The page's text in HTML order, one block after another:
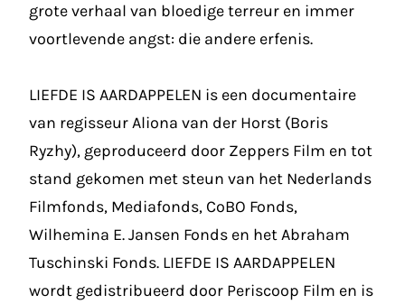
grote verhaal van bloedige terreur en immer
voortlevende angst: die andere erfenis.
LIEFDE IS AARDAPPELEN is een documentaire
van regisseur Aliona van der Horst (Boris
Ryzhy), geproduceerd door Zeppers Film en tot
stand gekomen met steun van het Nederlands
Filmfonds, Mediafonds, CoBO Fonds,
Wilhemina E. Jansen Fonds en het Abraham
Tuschinski Fonds. LIEFDE IS AARDAPPELEN
wordt gedistribueerd door Periscoop Film en is